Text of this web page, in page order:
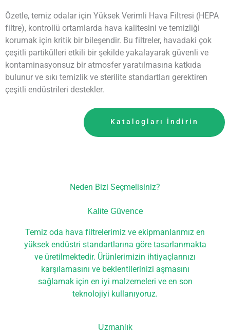
Özetle, temiz odalar için Yüksek Verimli Hava Filtresi (HEPA
filtre), kontrollü ortamlarda hava kalitesini ve temizliği
korumak için kritik bir bileşendir. Bu filtreler, havadaki çok
çeşitli partikülleri etkili bir şekilde yakalayarak güvenli ve
kontaminasyonsuz bir atmosfer yaratılmasına katkıda
bulunur ve sıkı temizlik ve sterilite standartları gerektiren
çeşitli endüstrileri destekler.
Katalogları İndirin
Neden Bizi Seçmelisiniz?
Kalite Güvence
Temiz oda hava filtrelerimiz ve ekipmanlarımız en
yüksek endüstri standartlarına göre tasarlanmakta
ve üretilmektedir. Ürünlerimizin ihtiyaçlarınızı
karşılamasını ve beklentilerinizi aşmasını
sağlamak için en iyi malzemeleri ve en son
teknolojiyi kullanıyoruz.
Uzmanlık